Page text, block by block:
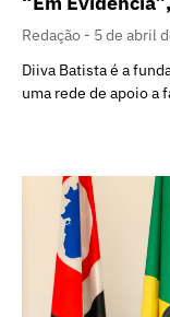
Redação
5 de abril
Diiva Batista é a
uma rede de apoio a